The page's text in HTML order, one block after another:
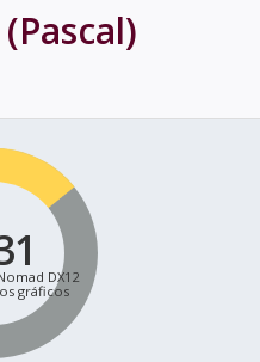
DX12
gráficos